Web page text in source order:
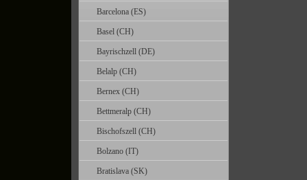
Barcelona (ES)
Basel (CH)
Bayrischzell (DE)
Belalp (CH)
Bernex (CH)
Bettmeralp (CH)
Bischofszell (CH)
Bolzano (IT)
Bratislava (SK)